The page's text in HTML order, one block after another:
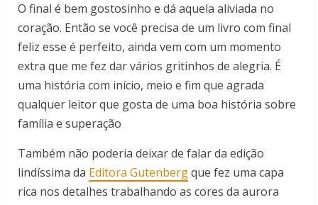
O final é bem gostosinho e dá aquela aliviada no
coração. Então se você precisa de um livro com final
feliz esse é perfeito, ainda vem com um momento
extra que me fez dar vários gritinhos de alegria. É
uma história com início, meio e fim que agrada
qualquer leitor que gosta de uma boa história sobre
família e superação
Também não poderia deixar de falar da edição
lindíssima da Editora Gutenbergque fez uma capa
rica nos detalhes trabalhando as cores da aurora